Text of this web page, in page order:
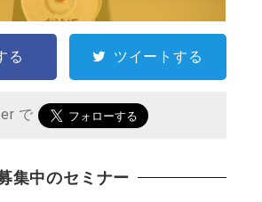
る ツイートする
で
集中のセミナー